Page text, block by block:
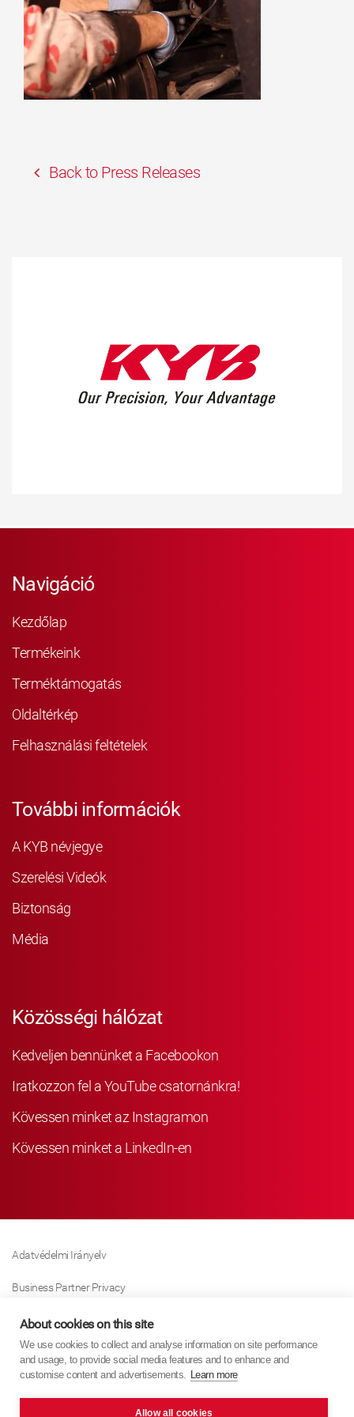
Back to Press Releases
Navigáció
Kezdőlap
Termékeink
Terméktámogatás
Oldaltérkép
Felhasználási feltételek
További információk
A KYB névjegye
Szerelési Videók
Biztonság
Média
Közösségi hálózat
Kedveljen bennünket a Facebookon
Iratkozzon fel a YouTube csatornánkra!
Kövessen minket az Instagramon
Kövessen minket a LinkedIn-en
Adatvédelmi Irányelv
Business Partner Privacy
Sütikre Vonatkozó Irányelv
Modern Slavery Act Policy
About cookies on this site
We use cookies to collect and analyse information on site performance
and usage, to provide social media features and to enhance and
customise content and advertisements. Learn more
Allow all cookies